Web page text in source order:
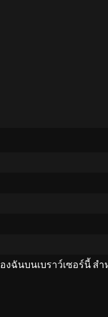
งฉันบนเบราว์เซอร์นี้ ส